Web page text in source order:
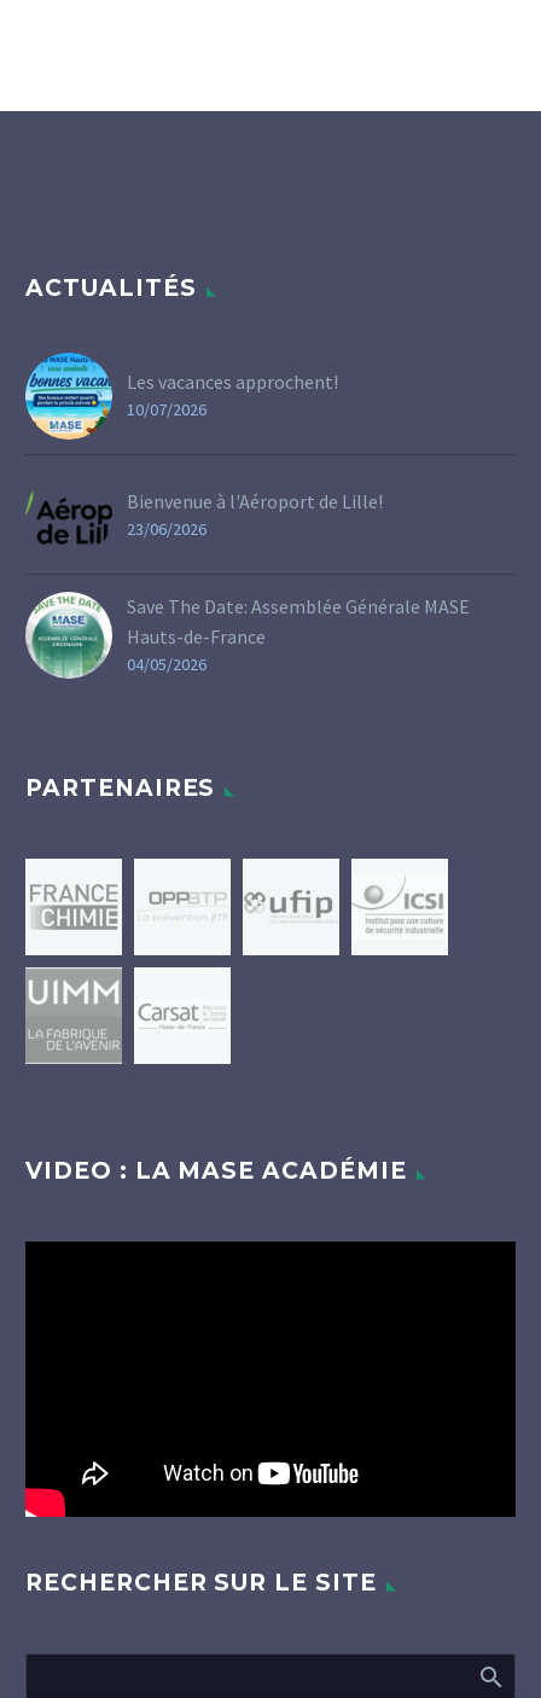
ACTUALITÉS
Les vacances approchent!
10/07/2026
Bienvenue à l'Aéroport de Lille!
23/06/2026
Save The Date: Assemblée Générale MASE
Hauts-de-France
04/05/2026
PARTENAIRES
VIDEO : LA MASE ACADÉMIE
RECHERCHER SUR LE SITE